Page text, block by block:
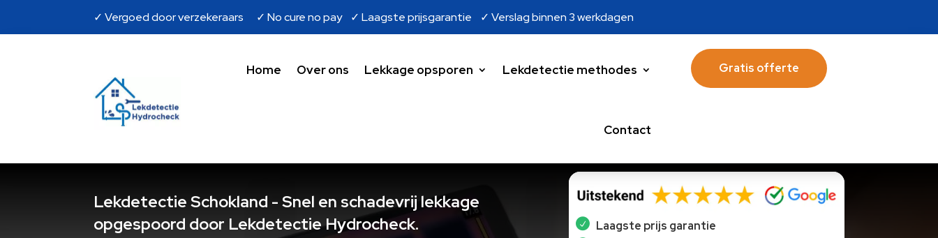
✓ Vergoed door verzekeraars ✓ No cure no pay ✓ Laagste prijsgarantie ✓ Verslag binnen 3 werkdagen
Home Over ons Lekkage opsporen Lekdetectie methodes
Contact
Gratis offerte
Lekdetectie Schokland - Snel en schadevrij lekkage
opgespoord door Lekdetectie Hydrocheck.
Laagste prijs garantie